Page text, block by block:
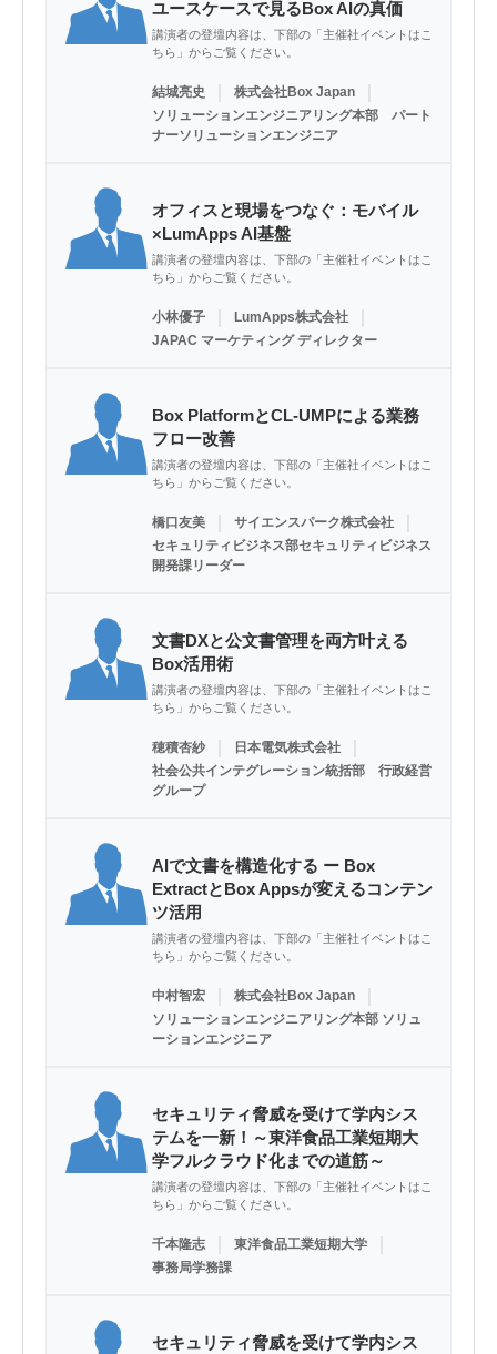
ユースケースで見るBox AIの真価
講演者の登壇内容は、下部の「主催社イベントはこ
ちら」からご覧ください。
結城亮史 株式会社Box Japan
ソリューションエンジニアリング本部 パート
ナーソリューションエンジニア
オフィスと現場をつなぐ：モバイル
×LumApps AI基盤
講演者の登壇内容は、下部の「主催社イベントはこ
ちら」からご覧ください。
小林優子 LumApps株式会社
JAPAC マーケティング ディレクター
Box PlatformとCL-UMPによる業務
フロー改善
講演者の登壇内容は、下部の「主催社イベントはこ
ちら」からご覧ください。
橋口友美 サイエンスパーク株式会社
セキュリティビジネス部セキュリティビジネス
開発課リーダー
文書DXと公文書管理を両方叶える
Box活用術
講演者の登壇内容は、下部の「主催社イベントはこ
ちら」からご覧ください。
穂積杏紗 日本電気株式会社
社会公共インテグレーション統括部 行政経営
グループ
AIで文書を構造化する ー Box
ExtractとBox Appsが変えるコンテン
ツ活用
講演者の登壇内容は、下部の「主催社イベントはこ
ちら」からご覧ください。
中村智宏 株式会社Box Japan
ソリューションエンジニアリング本部 ソリュ
ーションエンジニア
セキュリティ脅威を受けて学内シス
テムを一新！～東洋食品工業短期大
学フルクラウド化までの道筋～
講演者の登壇内容は、下部の「主催社イベントはこ
ちら」からご覧ください。
千本隆志 東洋食品工業短期大学
事務局学務課
セキュリティ脅威を受けて学内シス